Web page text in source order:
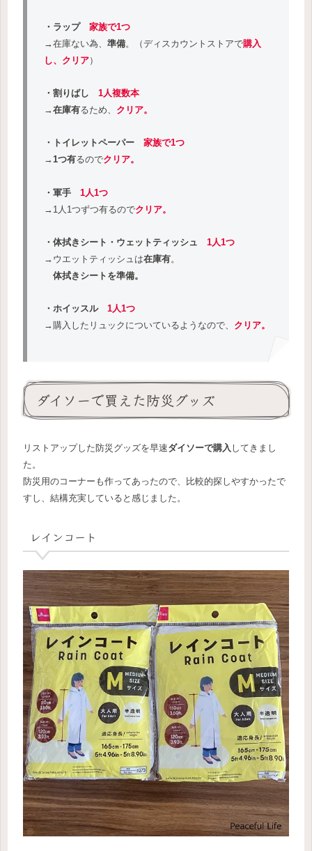
・ラップ
家族で1つ
→在庫ない為、 準備。（ディスカウントストアで購入
し、クリア）
・割りばし
1人複数本
→在庫有るため、 クリア。
・トイレットペーパー
家族で1つ
→1つ有るのでクリア。
・軍手
1人1つ
→1人1つずつ有るのでクリア。
・体拭きシート・ウェットティッシュ
1人1つ
→ウエットティッシュは在庫有。
体拭きシートを準備。
・ホイッスル
1人1つ
→購入したリュックについているようなので、 クリア。
ダイソーで買えた防災グッズ
リストアップした防災グッズを早速ダイソーで購入 してきまし
た。
防災用のコーナーも作ってあったので、比較的探しやすかったで
すし、結構充実していると感じました。
レインコート